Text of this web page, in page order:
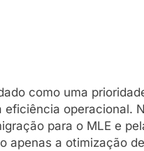
como uma
operacional.
para o MLE e
apenas a otimização